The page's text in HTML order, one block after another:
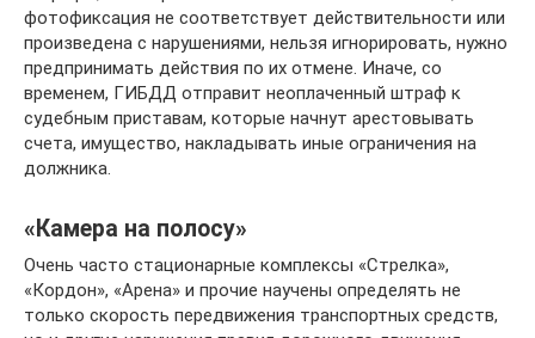
фотофиксация не соответствует действительности или
произведена с нарушениями, нельзя игнорировать, нужно
предпринимать действия по их отмене. Иначе, со
временем, ГИБДД отправит неоплаченный штраф к
судебным приставам, которые начнут арестовывать
счета, имущество, накладывать иные ограничения на
должника.
«Камера на полосу»
Очень часто стационарные комплексы «Стрелка»,
«Кордон», «Арена» и прочие научены определять не
только скорость передвижения транспортных средств,